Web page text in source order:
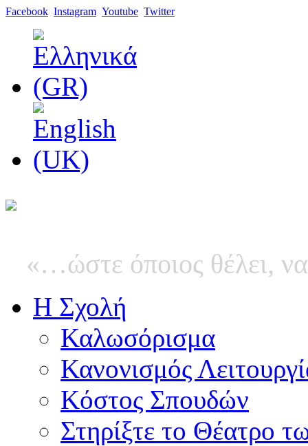
Facebook Instagram Youtube Twitter
«…ώστε όποιος θέλει,
Η Σχολή
Καλωσόρισμα
Κανονισμός
Κόστος Σπουδών
Στηρίξτε το Θέατρο